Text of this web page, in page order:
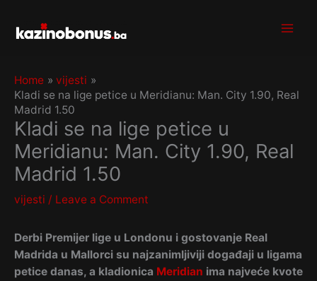
content
Home
vijesti
Kladi se na lige petice u Meridianu: Man. City 1.90, Real
Madrid 1.50
Kladi se na lige petice u
Meridianu: Man. City 1.90, Real
Madrid 1.50
vijesti / Leave a Comment
Derbi Premijer lige u Londonu i gostovanje Real
Madrida u Mallorci su najzanimljiviji događaji u ligama
petice danas, a kladionica Meridian ima najveće kvote